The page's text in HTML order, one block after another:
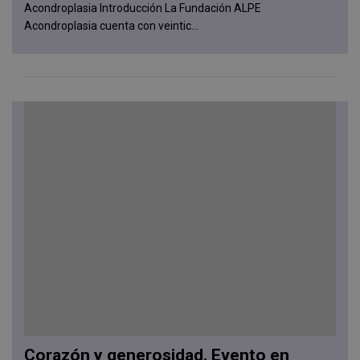
Acondroplasia Introducción La Fundación ALPE
Acondroplasia cuenta con veintic...
Corazón y generosidad. Evento en